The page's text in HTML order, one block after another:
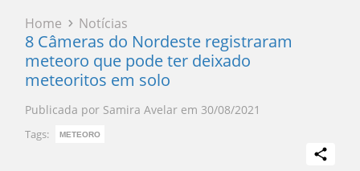
Home Notícias
8 Câmeras do Nordeste registraram
meteoro que pode ter deixado
meteoritos em solo
Publicada por Samira Avelar em 30/08/2021
Tags: METEORO